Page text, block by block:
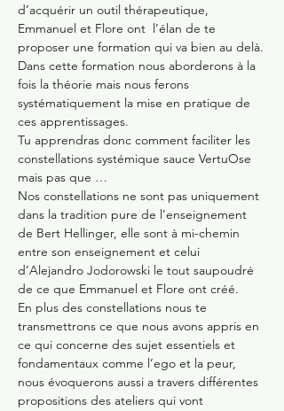
d’acquérir un outil thérapeutique,
Emmanuel et Flore ont  l’élan de te
proposer une formation qui va bien au delà.
Dans cette formation nous aborderons à la
fois la théorie mais nous ferons
systématiquement la mise en pratique de
ces apprentissages.
Tu apprendras donc comment faciliter les
constellations systémique sauce VertuOse
mais pas que …
Nos constellations ne sont pas uniquement
dans la tradition pure de l’enseignement
de Bert Hellinger, elle sont à mi-chemin
entre son enseignement et celui
d’Alejandro Jodorowski le tout saupoudré
de ce que Emmanuel et Flore ont créé.
En plus des constellations nous te
transmettrons ce que nous avons appris en
ce qui concerne des sujet essentiels et
fondamentaux comme l’ego et la peur,
nous évoquerons aussi a travers différentes
propositions des ateliers qui vont